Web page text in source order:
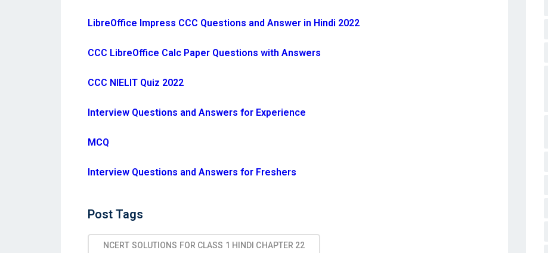
LibreOffice Impress CCC Questions and Answer in Hindi 2022
CCC LibreOffice Calc Paper Questions with Answers
CCC NIELIT Quiz 2022
Interview Questions and Answers for Experience
MCQ
Interview Questions and Answers for Freshers
Post Tags
NCERT SOLUTIONS FOR CLASS 1 HINDI CHAPTER 22